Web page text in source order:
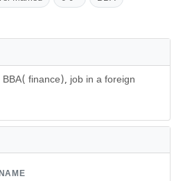
finance), job in a foreign